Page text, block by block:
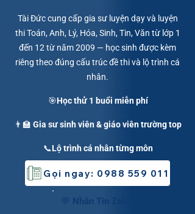
Tài Đức cung cấp gia sư luyện dạy và luyện
thi Toán, Anh, Lý, Hóa, Sinh, Tin, Văn từ lớp 1
đến 12 từ năm 2009 — học sinh được kèm
riêng theo đúng cấu trúc đề thi và lộ trình cá
nhân.
🎯Học thử 1 buổi miễn phí
👨‍🏫 Gia sư sinh viên & giáo viên trường top
📞Lộ trình cá nhân từng môn
Gọi ngay: 0988 559 011
💬 Nhắn Tin Zalo